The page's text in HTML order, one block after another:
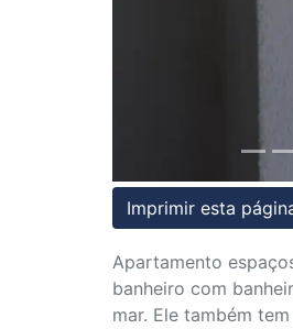
Imprimir esta
Apartamento
banheiro com
mar. Ele também